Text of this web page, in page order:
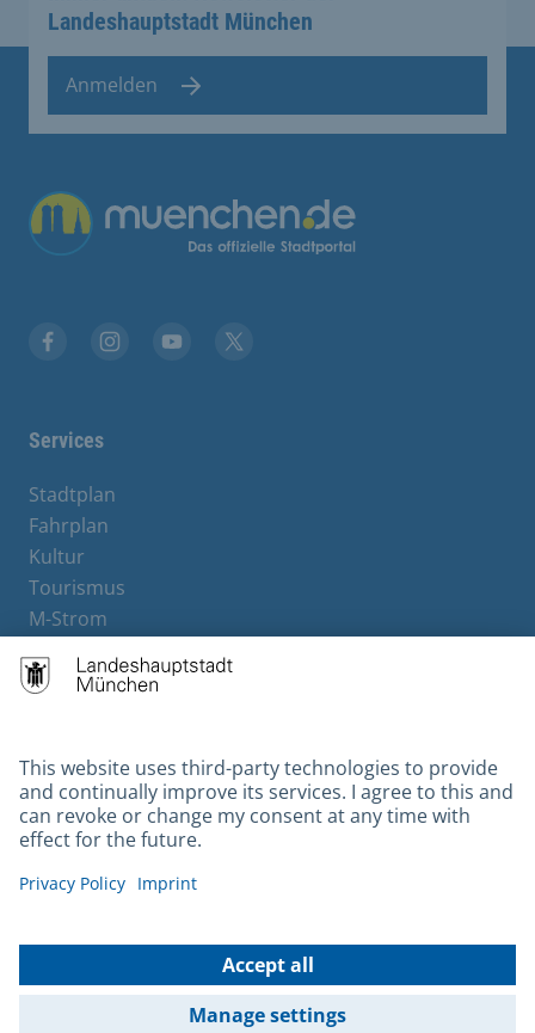
Landeshauptstadt München
Anmelden
Übergreifende Links
Services
Stadtplan
Fahrplan
Kultur
Tourismus
M-Strom
Hotels
Contact
Barrierefreiheit
Leichte Sprache
Gebärdensprache
Kontakt